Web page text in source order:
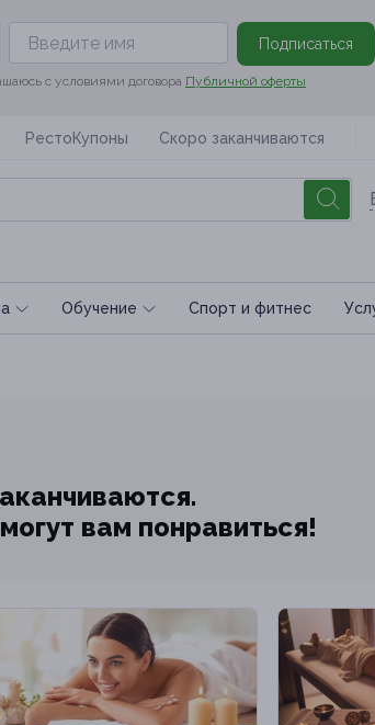
Подписаться
с условиями договора Публичной оферты
РестоКупоны Скоро заканчиваются
Обучение Спoрт и фитнес
вам понравиться!